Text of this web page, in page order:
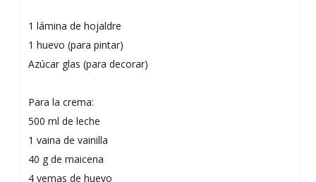
1 lámina de hojaldre
1 huevo (para pintar)
Azúcar glas (para decorar)
Para la crema:
500 ml de leche
1 vaina de vainilla
40 g de maicena
4 yemas de huevo